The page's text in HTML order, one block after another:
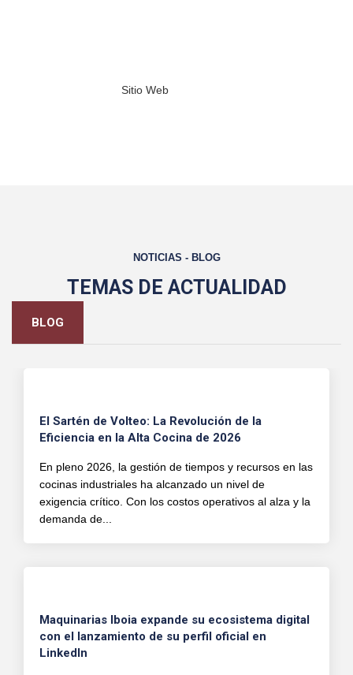
Sitio Web
NOTICIAS - BLOG
TEMAS DE ACTUALIDAD
BLOG
El Sartén de Volteo: La Revolución de la
Eficiencia en la Alta Cocina de 2026
En pleno 2026, la gestión de tiempos y recursos en las
cocinas industriales ha alcanzado un nivel de
exigencia crítico. Con los costos operativos al alza y la
demanda de...
Maquinarias Iboia expande su ecosistema digital
con el lanzamiento de su perfil oficial en
LinkedIn